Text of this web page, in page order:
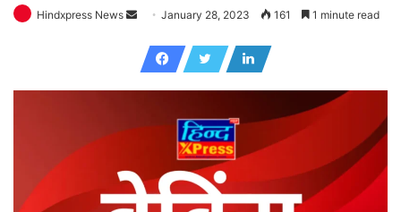
Hindxpress News
a
January 28, 2023 161 1 minute read